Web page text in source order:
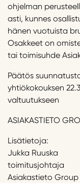
ohjelman
asti, kunnes
hänen vuotuista
Osakkeet on
tai toimisuhde
Päätös
yhtiökokouksen
valtuutukseen
ASIAKASTIETO
Lisätietoja:
Jukka Ruuska
toimitusjohtaja
Asiakastieto Group